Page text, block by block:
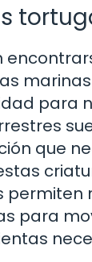
para
que
para